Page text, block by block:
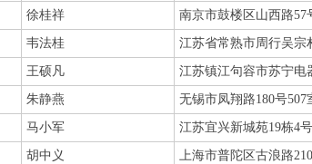
徐桂祥 南京市鼓楼区山西路57
韦法桂 江苏省常熟市周行吴宗
王硕凡 江苏镇江句容市苏宁电
朱静燕 无锡市凤翔路180号507
马小军 江苏宜兴新城苑19栋4号
胡中义 上海市普陀区古浪路